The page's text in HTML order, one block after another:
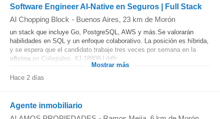
Software Engineer AI-Native en Seguros | Full Stack
AI Chopping Block - Buenos Aires, 23 km de Morón
un stack que incluye Go, PostgreSQL, AWS y más.Se valorarán
habilidades en SQL y un enfoque colaborativo. La posición es híbrida,
y se espera que el candidato trabaje tres veces por semana en la
oficina en Colegiales. #J-18808-Ljbffr...
Mostrar más
Hace 2 días
Agente inmobiliario